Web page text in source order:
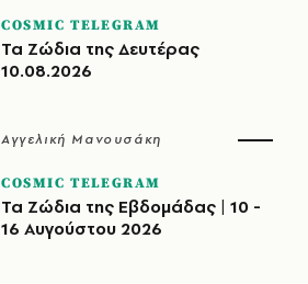
COSMIC TELEGRAM
Τα Ζώδια της Δευτέρας
10.08.2026
Αγγελική Μανουσάκη
COSMIC TELEGRAM
Τα Ζώδια της Εβδομάδας | 10 -
16 Αυγούστου 2026